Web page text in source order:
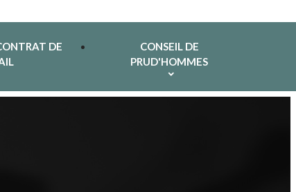
DE
CONSEIL DE
PRUD'HOMMES